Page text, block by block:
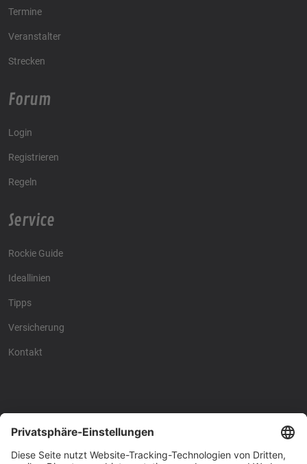
Termine
Veranstalter
Strecken
Forum
Login
Registrieren
Regeln
Service
Rockie Guide
Ideallinien
Tipps
Versicherung
Kontakt